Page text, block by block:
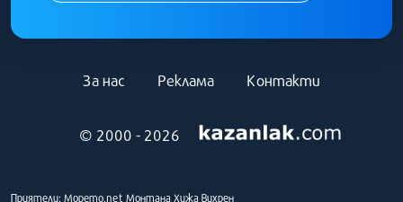
© 2000 - 2026
За нас Реклама Контакти
Приятели: Морето.net Монтана Хижа Вихрен